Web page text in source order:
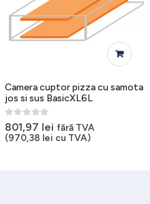
Camera cuptor pizza cu samota
jos si sus BasicXL6L
0out of 5
801,97 lei fără TVA
(970,38 lei cu TVA)